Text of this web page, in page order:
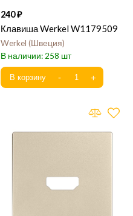
240
Клавиша Werkel W1179509
Werkel Швеция
258